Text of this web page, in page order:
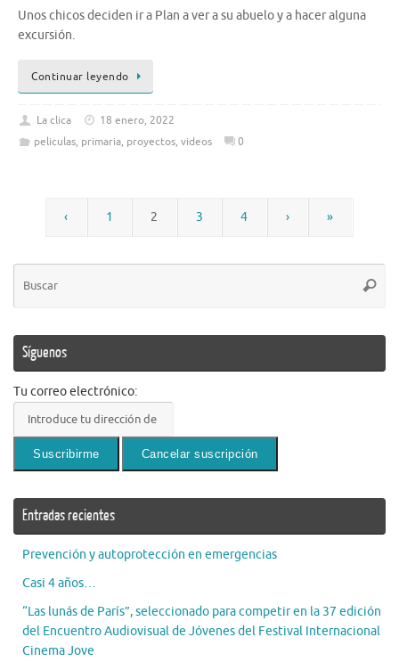
Unos chicos deciden ir a Plan a ver a su abuelo y a hacer alguna
excursión.
Continuar leyendo
La clica
18 enero, 2022
peliculas, primaria, proyectos, videos 0
‹ 1 2 3 4 › »
Síguenos
Tu correo electrónico:
Entradas recientes
Prevención y autoprotección en emergencias
Casi 4 años…
“Las lunás de París”, seleccionado para competir en la 37 edición
del Encuentro Audiovisual de Jóvenes del Festival Internacional
Cinema Jove